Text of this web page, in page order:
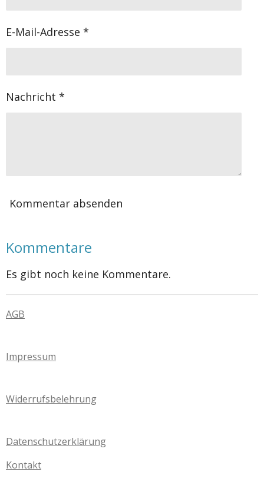
E-Mail-Adresse *
Nachricht *
Kommentar absenden
Kommentare
Es gibt noch keine Kommentare.
AGB
Impressum
Widerrufsbelehrung
Datenschutzerklärung
Kontakt